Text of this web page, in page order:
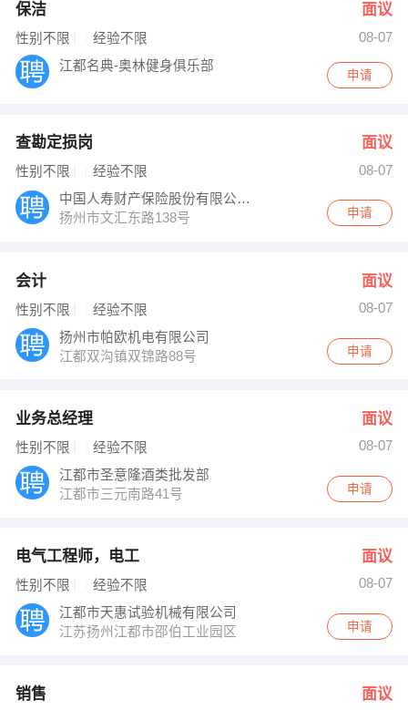
保洁 面议
性别不限 经验不限
08-07
江都名典-奥林健身俱乐部
申请
查勘定损岗 面议
性别不限 经验不限
08-07
中国人寿财产保险股份有限公司扬州市中心支
扬州市文汇东路138号
申请
会计 面议
性别不限 经验不限
08-07
扬州市帕欧机电有限公司
江都双沟镇双锦路88号
申请
业务总经理 面议
性别不限 经验不限
08-07
江都市圣意隆酒类批发部
江都市三元南路41号
申请
电气工程师，电工 面议
性别不限 经验不限
08-07
江都市天惠试验机械有限公司
江苏扬州江都市邵伯工业园区
申请
销售 面议